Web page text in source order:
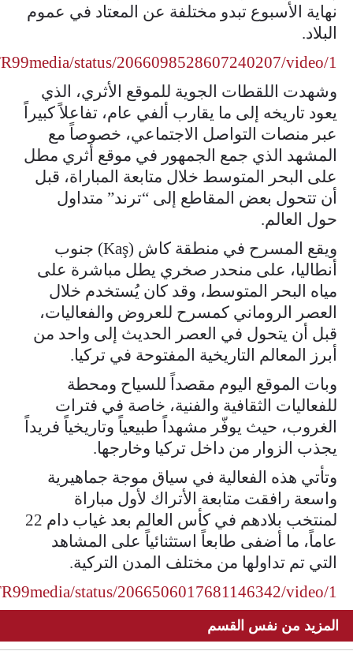
نهاية الأسبوع تبدو مختلفة عن المعتاد في عموم
البلاد.
status/2066098528607240207/video/1
وشهدت اللقطات الجوية للموقع الأثري، الذي
يعود تاريخه إلى ما يقارب ألفي عام، تفاعلاً كبيراً
عبر منصات التواصل الاجتماعي، خصوصاً مع
المشهد الذي جمع الجمهور في موقع أثري مطل
على البحر المتوسط خلال متابعة المباراة، قبل
أن تتحول بعض المقاطع إلى “ترند” متداول
حول العالم.
ويقع المسرح في منطقة كاش (Kaş) جنوب
أنطاليا، على منحدر صخري يطل مباشرة على
مياه البحر المتوسط، وقد كان يُستخدم خلال
العصر الروماني كمسرح للعروض والفعاليات،
قبل أن يتحول في العصر الحديث إلى واحد من
أبرز المعالم التاريخية المفتوحة في تركيا.
وبات الموقع اليوم مقصداً للسياح ومحطة
للفعاليات الثقافية والفنية، خاصة في فترات
الغروب، حيث يوفّر مشهداً طبيعياً وتاريخياً فريداً
يجذب الزوار من داخل تركيا وخارجها.
وتأتي هذه الفعالية في سياق موجة جماهيرية
واسعة رافقت متابعة الأتراك لأول مباراة
لمنتخب بلادهم في كأس العالم بعد غياب دام 22
عاماً، ما أضفى طابعاً استثنائياً على المشاهد
التي تم تداولها من مختلف المدن التركية.
status/2066506017681146342/video/1
المزيد من نفس القسم